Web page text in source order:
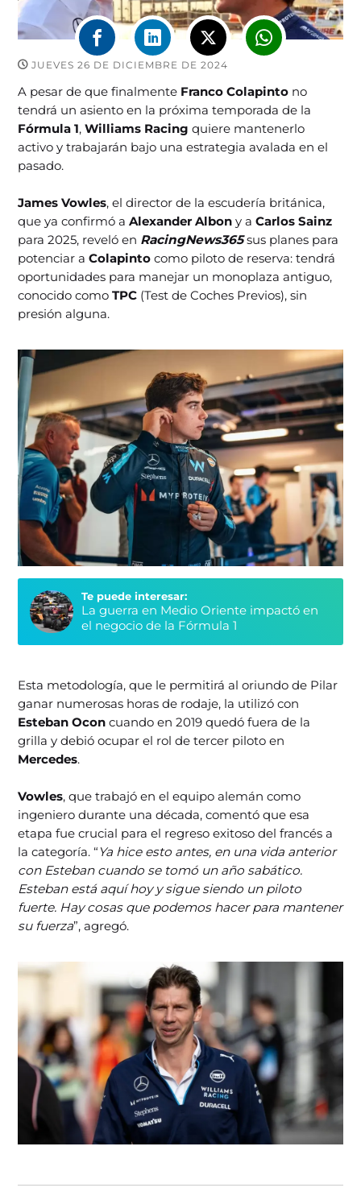
JUEVES 26 DE DICIEMBRE DE 2024
A pesar de que finalmente Franco Colapinto no
tendrá un asiento en la próxima temporada de la
Fórmula 1,Williams Racing quiere mantenerlo
activo y trabajarán bajo una estrategia avalada en el
pasado.
James Vowles, el director de la escudería británica,
que ya confirmó aAlexander Albon y aCarlos Sainz
para 2025, reveló en RacingNews365sus planes para
potenciar aColapintocomo piloto de reserva: tendrá
oportunidades para manejar un monoplaza antiguo,
conocido comoTPC (Test de Coches Previos), sin
presión alguna.
Te puede interesar:
La guerra en Medio Oriente impactó en
el negocio de la Fórmula 1
Esta metodología, que le permitirá al oriundo de Pilar
ganar numerosas horas de rodaje, la utilizó con
Esteban Ocon cuando en 2019 quedó fuera de la
grilla y debió ocupar el rol de tercer piloto en
Mercedes.
Vowles, que trabajó en el equipo alemán como
ingeniero durante una década, comentó que esa
etapa fue crucial para el regreso exitoso del francés a
la categoría. “Ya hice esto antes, en una vida anterior
con Esteban cuando se tomó un año sabático.
Esteban está aquí hoy y sigue siendo un piloto
fuerte. Hay cosas que podemos hacer para mantener
su fuerza”, agregó.